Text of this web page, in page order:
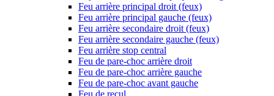
Feu arrière principal droit (feux)
Feu arrière principal gauche (feux)
Feu arrière secondaire droit (feux)
Feu arrière secondaire gauche (feux)
Feu arrière stop central
Feu de pare-choc arrière droit
Feu de pare-choc arrière gauche
Feu de pare-choc avant gauche
Feu de recul